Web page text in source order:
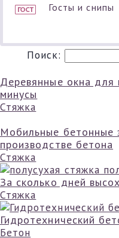
Госты и снипы
Поиск:
Деревянные окна для
минусы
Стяжка
Мобильные бетонные
производстве бетона
Стяжка
За сколько дней
Стяжка
Гидротехнический
Бетон